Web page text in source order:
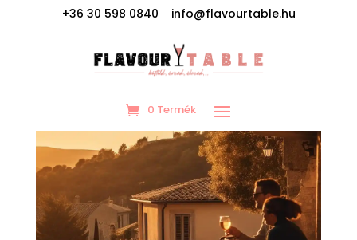
+36 30 598 0840 info@flavourtable.hu
0 Termék